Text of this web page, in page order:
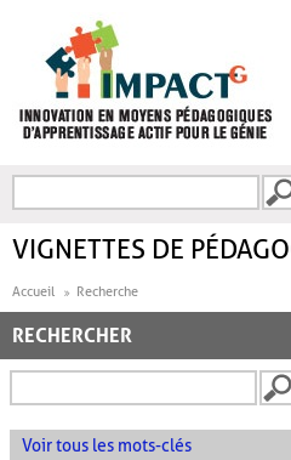
FORMULAIRE DE
VIGNETTES DE
Accueil Recherche
RECHERCHER
Voir tous les mots-clés